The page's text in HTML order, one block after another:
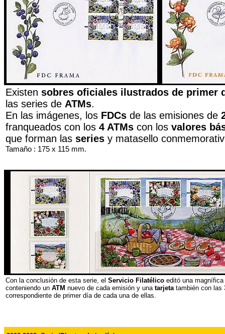
Existen sobres oficiales ilustrados de primer
las series de ATMs.
En las imágenes, los FDCs de las emisiones de
franqueados con los 4 ATMs con los valores
que forman las series y matasello
Tamaño : 175 x 115 mm.
Con la conclusión de esta serie, el Servicio Filatélico editó una magnífica
conteniendo un ATM nuevo de cada emisión y una tarjetatambién con las
correspondiente de primer día de cada una de ellas.